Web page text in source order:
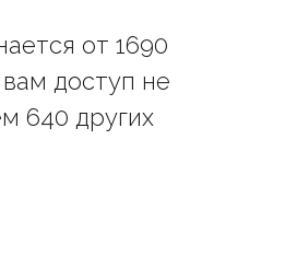
от 1690
доступ не
640 других